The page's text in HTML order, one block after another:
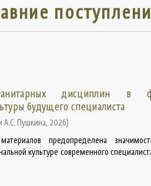
дисциплин в
будущего специалиста
А.С. Пушкина, 2026)
предопределена
культуре современного